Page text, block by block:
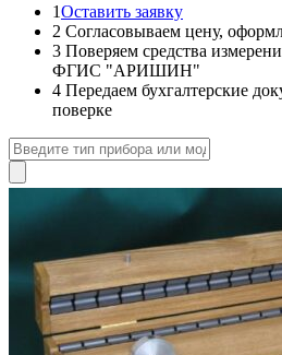
1Оставить заявку
2 Согласовываем цену,
3 Поверяем средства
ФГИС "АРИШИН"
4 Передаем бухгалтерские
поверке